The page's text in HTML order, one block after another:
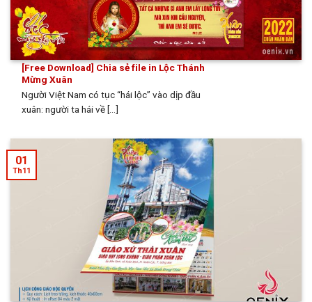
[Free Download] Chia sẻ file in Lộc Thánh
Mừng Xuân
Người Việt Nam có tục “hái lộc” vào dịp đầu
xuân: người ta hái về [...]
01
Th11